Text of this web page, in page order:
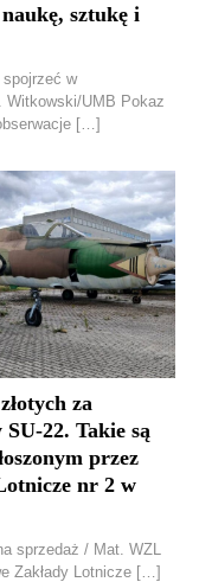
sztukę i
w
Witkowski/UMB Pokaz
[…]
za
22. Takie są
przez
nr 2 w
sprzedaż / Mat. WZL
Zakłady Lotnicze […]